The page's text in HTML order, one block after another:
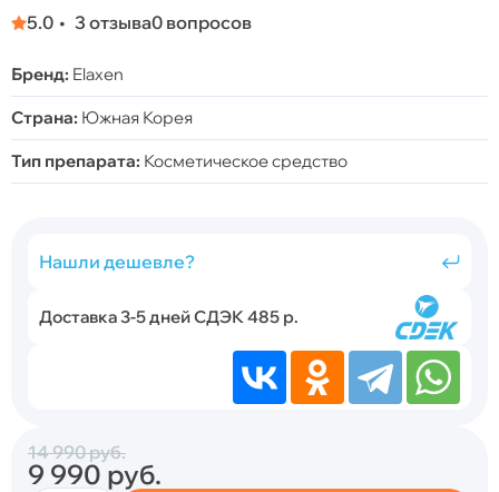
5.0 3 отзыва0 вопросов
Бренд: Elaxen
Страна: Южная Корея
Тип препарата: Косметическое средство
Нашли дешевле?
Доставка 3-5 дней СДЭК 485 р.
14 990руб.
9 990 руб.